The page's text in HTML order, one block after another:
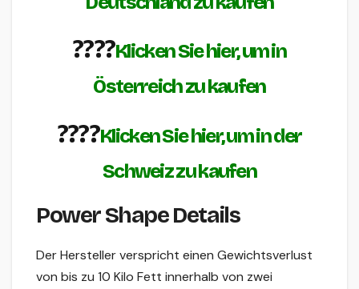
????Klicken Sie hier, um in
Österreich zu kaufen
????Klicken Sie hier, um in der
Schweiz zu kaufen
Power Shape Details
Der Hersteller verspricht einen Gewichtsverlust
von bis zu 10 Kilo Fett innerhalb von zwei